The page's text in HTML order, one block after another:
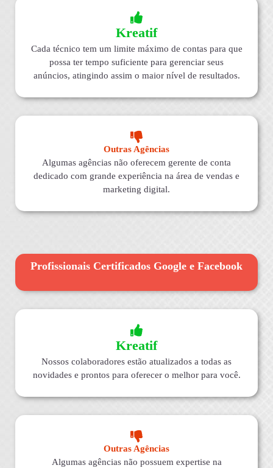
Kreatif
Cada técnico tem um limite máximo de contas para que
possa ter tempo suficiente para gerenciar seus
anúncios, atingindo assim o maior nível de resultados.
Outras Agências
Algumas agências não oferecem gerente de conta
dedicado com grande experiência na área de vendas e
marketing digital.
Profissionais Certificados Google e Facebook
Kreatif
Nossos colaboradores estão atualizados a todas as
novidades e prontos para oferecer o melhor para você.
Outras Agências
Algumas agências não possuem expertise na